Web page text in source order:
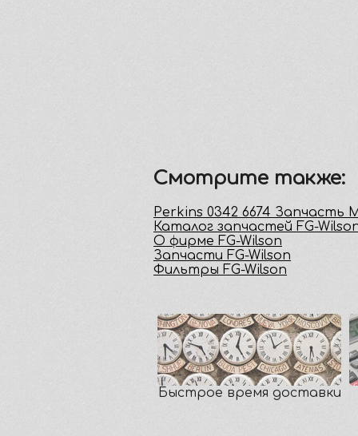
Смотрите также:
Perkins 0342 6674 Запчасть
Каталог запчастей FG-
О фирме FG-Wilson
Запчасти FG-Wilson
Фильтры FG-Wilson
Быстрое время доставки